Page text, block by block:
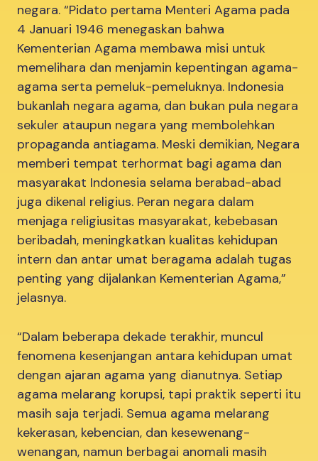
negara. “Pidato pertama Menteri Agama pada
4 Januari 1946 menegaskan bahwa
Kementerian Agama membawa misi untuk
memelihara dan menjamin kepentingan agama-
agama serta pemeluk-pemeluknya. Indonesia
bukanlah negara agama, dan bukan pula negara
sekuler ataupun negara yang membolehkan
propaganda antiagama. Meski demikian, Negara
memberi tempat terhormat bagi agama dan
masyarakat Indonesia selama berabad-abad
juga dikenal religius. Peran negara dalam
menjaga religiusitas masyarakat, kebebasan
beribadah, meningkatkan kualitas kehidupan
intern dan antar umat beragama adalah tugas
penting yang dijalankan Kementerian Agama,”
jelasnya.
“Dalam beberapa dekade terakhir, muncul
fenomena kesenjangan antara kehidupan umat
dengan ajaran agama yang dianutnya. Setiap
agama melarang korupsi, tapi praktik seperti itu
masih saja terjadi. Semua agama melarang
kekerasan, kebencian, dan kesewenang-
wenangan, namun berbagai anomali masih